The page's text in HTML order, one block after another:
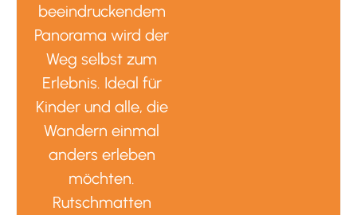
beeindruckendem
Panorama wird der
Weg selbst zum
Erlebnis. Ideal für
Kinder und alle, die
Wandern einmal
anders erleben
möchten.
Rutschmatten